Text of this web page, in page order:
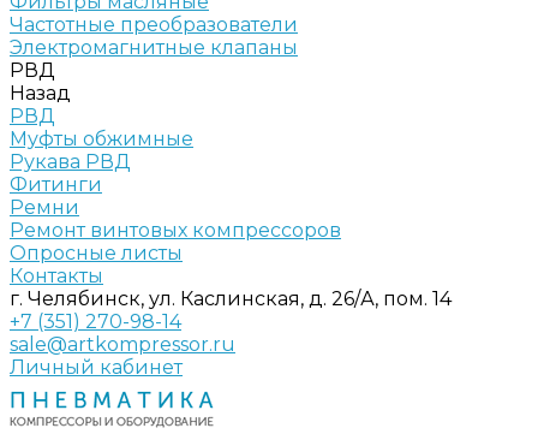
Частотные преобразователи
Электромагнитные клапаны
РВД
Назад
РВД
Муфты обжимные
Рукава РВД
Фитинги
Ремни
Ремонт винтовых компрессоров
Опросные листы
Контакты
г. Челябинск, ул. Каслинская, д. 26/А, пом. 14
+7 (351) 270-98-14
sale@artkompressor.ru
Личный кабинет